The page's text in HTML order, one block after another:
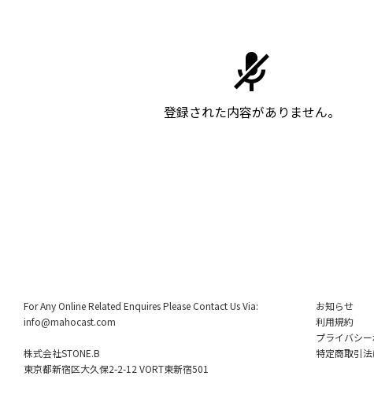
登録された内容がありません。
For Any Online Related Enquires Please Contact Us Via:
info@mahocast.com
株式会社STONE.B
東京都新宿区大久保2-2-12 VORT東新宿501
お知らせ
利用規約
プライバシ
特定商取引